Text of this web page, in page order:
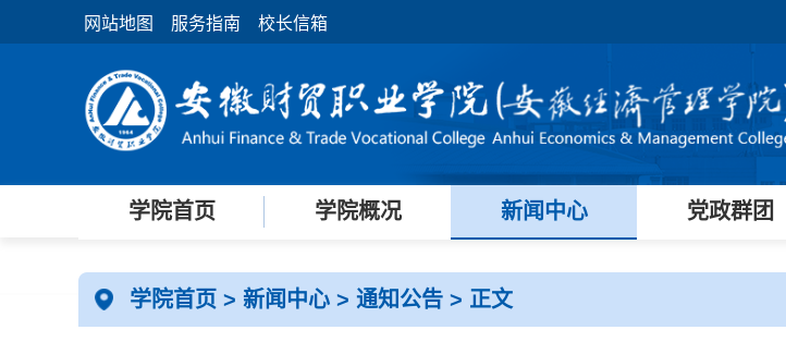
网站地图 服务指南 校长信箱
学院首页 学院概况 新闻中心 党政群团
学院首页 > 新闻中心 > 通知公告 > 正文